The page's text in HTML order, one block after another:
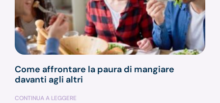
Come affrontare la paura di mangiare
davanti agli altri
CONTINUA A LEGGERE